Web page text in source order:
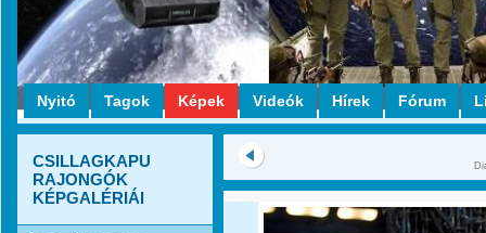
Nyitó Tagok Képek Videók Hírek Fórum
CSILLAGKAPU
RAJONGÓK
KÉPGALÉRIÁI